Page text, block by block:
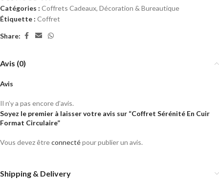
Catégories : Coffrets Cadeaux, Décoration & Bureautique
Étiquette : Coffret
Share:
Avis (0)
Avis
Il n’y a pas encore d’avis.
Soyez le premier à laisser votre avis sur “Coffret Sérénité En Cuir
Format Circulaire”
Vous devez êtreconnectépour publier un avis.
Shipping & Delivery